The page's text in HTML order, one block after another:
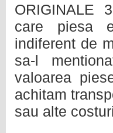
ORIGINALE
care piesa
indiferent de
sa-l
valoarea
achitam
sau alte